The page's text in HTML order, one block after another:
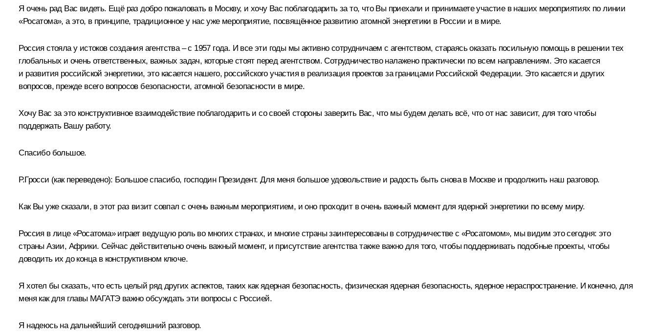
Я очень рад Вас видеть. Ещё раз добро пожаловать в Москву, и хочу Вас поблагодарить за то, что Вы приехали и принимаете участие в наших мероприятиях по линии
«Росатома», а это, в принципе, традиционное у нас уже мероприятие, посвящённое развитию атомной энергетики в России и в мире.
Россия стояла у истоков создания агентства – с 1957 года. И все эти годы мы активно сотрудничаем с агентством, стараясь оказать посильную помощь в решении тех
глобальных и очень ответственных, важных задач, которые стоят перед агентством. Сотрудничество налажено практически по всем направлениям. Это касается
и развития российской энергетики, это касается нашего, российского участия в реализация проектов за границами Российской Федерации. Это касается и других
вопросов, прежде всего вопросов безопасности, атомной безопасности в мире.
Хочу Вас за это конструктивное взаимодействие поблагодарить и со своей стороны заверить Вас, что мы будем делать всё, что от нас зависит, для того чтобы
поддержать Вашу работу.
Спасибо большое.
Р.Гросси (как переведено): Большое спасибо, господин Президент. Для меня большое удовольствие и радость быть снова в Москве и продолжить наш разговор.
Как Вы уже сказали, в этот раз визит совпал с очень важным мероприятием, и оно проходит в очень важный момент для ядерной энергетики по всему миру.
Россия в лице «Росатома» играет ведущую роль во многих странах, и многие страны заинтересованы в сотрудничестве с «Росатомом», мы видим это сегодня: это
страны Азии, Африки. Сейчас действительно очень важный момент, и присутствие агентства также важно для того, чтобы поддерживать подобные проекты, чтобы
доводить их до конца в конструктивном ключе.
Я хотел бы сказать, что есть целый ряд других аспектов, таких как ядерная безопасность, физическая ядерная безопасность, ядерное нераспространение. И конечно, для
меня как для главы МАГАТЭ важно обсуждать эти вопросы с Россией.
Я надеюсь на дальнейший сегодняшний разговор.